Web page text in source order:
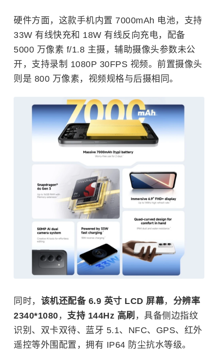
硬件方面，这款手机内置 7000mAh 电池，支持
33W 有线快充和 18W 有线反向充电，配备
5000 万像素 f/1.8 主摄，辅助摄像头参数未公
开，支持录制 1080P 30FPS 视频。前置摄像头
则是 800 万像素，视频规格与后摄相同。
同时， 该机还配备 6.9 英寸 LCD 屏幕， 分辨率
2340*1080 ， 支持 144Hz 高刷 ，具备侧边指纹
识别、双卡双待、蓝牙 5.1、 NFC、 GPS、红外
遥控等外围配置，拥有 IP64 防尘抗水等级。